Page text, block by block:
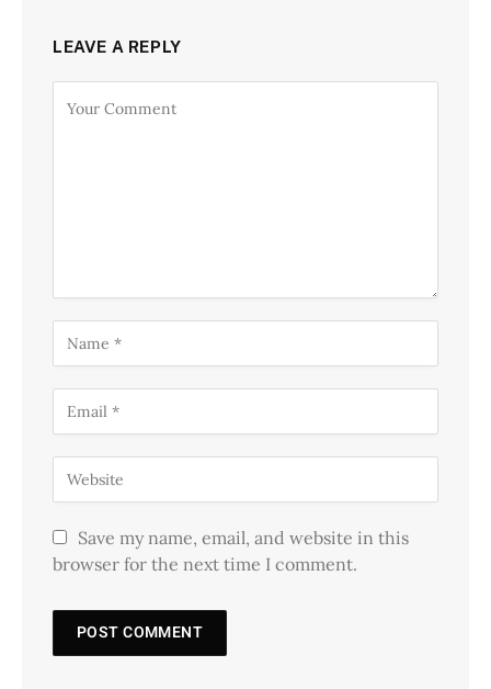
LEAVE A REPLY
Save my name, email, and website in this
browser for the next time I comment.